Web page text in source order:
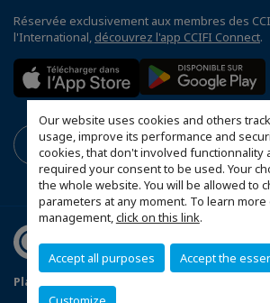
Our website uses cookies and others
usage, improve its performance and
cookies, that don't involved functionnality
required your consent to be used. Your
the whole website. You will be allowed to
parameters at any moment. To learn
management,click on this link.
Accept all purposes Accept the
Réservée exclusivement aux membres des
l'International, découvrez l'app CCIFI Connect.
Plan du site